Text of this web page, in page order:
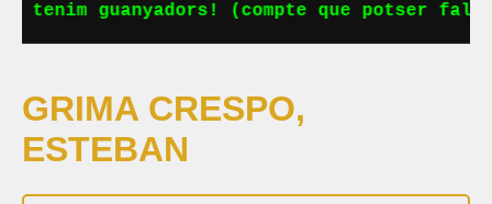
tenim guanyadors! (compte que potser
GRIMA CRESPO,
ESTEBAN